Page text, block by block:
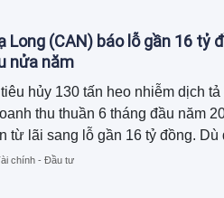
công ty con.
Long (CAN) báo lỗ gần 16 tỷ
nửa năm
hủy 130 tấn heo nhiễm dịch
thu thuần 6 tháng đầu năm
từ lãi sang lỗ gần 16 tỷ đồng. Dù
tiền chủ yếu đến từ thu hồi
chính - Đầu tư